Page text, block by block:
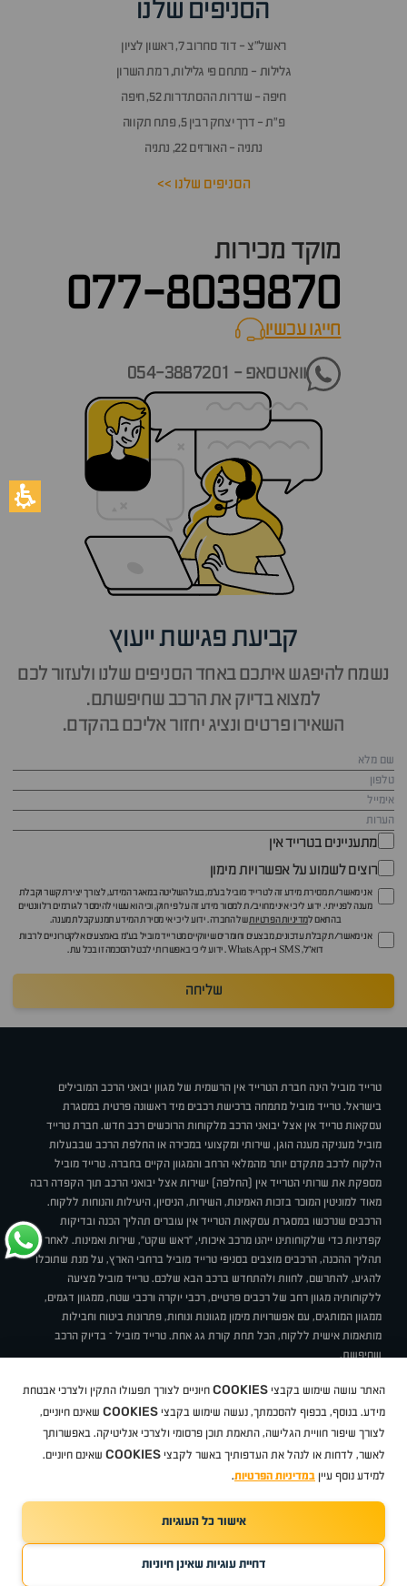
הסניפים שלנו
ראשל״צ - דוד סחרוב 7, ראשון לציון
גלילות - מתחם פי גלילות, רמת השרון
חיפה - שדרות ההסתדרות 52, חיפה
פ״ת - דרך יצחק רבין 5, פתח תקווה
נתניה - האורזים 22, נתניה
הסניפים שלנו >>
מוקד מכירות
077-8039870
חייגו עכשיוcall now
וואטסאפ - 054-3887201
קביעת פגישת ייעוץ
נשמח להיפגש איתכם באחד הסניפים שלנו ולעזור לכם
למצוא בדיוק את הרכב שחיפשתם.
השאירו פרטים ונציג יחזור אליכם בהקדם.
מתעניינים בטרייד אין
רוצים לשמוע על אפשרויות מימון
אני מאשר/ת מסירת מידע זה לטרייד מוביל בע"מ, בעל השליטה במאגר המידע, לצורך יצירת קשר וקבלת
מענה לפנייתי. ידוע לי כי איני מחויב/ת למסור מידע זה על פי חוק, וכי הוא עשוי להימסר לגורמים רלוונטיים
בהתאם למדיניות הפרטיותשל החברה. ידוע לי כי אי מסירת המידע תמנע קבלת מענה.
אני מאשר/ת קבלת עדכונים, מבצעים וחומרים שיווקיים מטרייד מוביל בע"מ באמצעים אלקטרוניים לרבות
דוא״ל, SMS ו-WhatsApp. ידוע לי כי באפשרותי לבטל הסכמה זו בכל עת.
שליחה
טרייד מוביל הינה חברת הטרייד אין הרשמית של מגוון יבואני הרכב המובילים
בישראל. טרייד מוביל מתמחה ברכישת רכבים מיד ראשונה פרטית במסגרת
עסקאות טרייד אין אצל יבואני הרכב מלקוחות הרוכשים רכב חדש. חברת טרייד
מוביל מעניקה מענה הוגן, שירותי ומקצועי במכירה או החלפת הרכב שבבעלות
הלקוח לרכב מתקדם יותר מהמלאי הרחב והמגוון הקיים בחברה. טרייד מוביל
מספקת את שרותי הטרייד אין (החלפה) ישירות אצל יבואני הרכב תוך הקפדה רבה
מאוד למוניטין המוכר בזכות האמינות, השירות, הניסיון, היעילות והנוחות ללקוח.
הרכבים שנרכשו במסגרת עסקאות הטרייד אין עוברים תהליך הכנה ובדיקות
קפדניות כדי שלקוחותינו ייהנו מרכב איכותי, "ראש שקט", שירות ואמינות. לאחר
תהליך ההכנה, הרכבים מוצבים בסניפי טרייד מוביל ברחבי הארץ, על מנת שתוכלו
להגיע, להתרשם, לחוות ולהתחדש ברכב הבא שלכם. טרייד מוביל מציעה
ללקוחותיה מגוון רחב של רכבים פרטיים, רכבי יוקרה ורכבי שטח, ממגוון דגמים,
ממגוון המותגים, עם אפשרויות מימון מגוונות ונוחות, פתרונות ביטוח וחבילות
מותאמות אישית ללקוח, הכל תחת קורת גג אחת. טרייד מוביל – בדיוק הרכב
שחיפשת.
תקנוןBUY BACKמבצעיםמגזין טרייד מובילאיך זה עובד? דרושים
ניהול העדפות עוגיות
סיטרואןאופלפיג'ו MGמזדהבי ווי דיצ'ריטסלה ניסאןטויוטהדאצ'יהפולקסווגןטסלהג'יפ
לקסוסאאודיסקודהיונדאירנושברולט
TradeMobile instagram
TradeMobile facebook
כל הזכויות שמורות טרייד מוביל2026
האתר עושה שימוש בקבצי COOKIES חיוניים לצורך תפעולו התקין ולצרכי אבטחת
מידע. בנוסף, בכפוף להסכמתך, נעשה שימוש בקבצי COOKIES שאינם חיוניים,
לצורך שיפור חוויית הגלישה, התאמת תוכן פרסומי ולצרכי אנליטיקה. באפשרותך
לאשר, לדחות או לנהל את העדפותיך באשר לקבצי COOKIES שאינם חיוניים.
למידע נוסף עיין במדיניות הפרטיות.
אישור כל העוגיות
דחיית עוגיות שאינן חיוניות